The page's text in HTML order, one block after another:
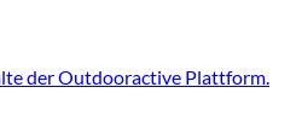
der Outdooractive Plattform.